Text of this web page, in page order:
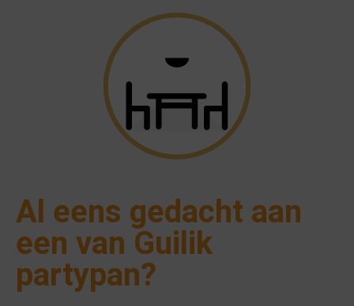
Al eens gedacht aan
een van Guilik
partypan?